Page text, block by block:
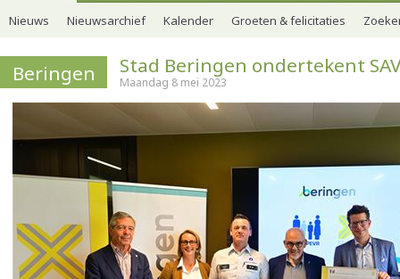
Nieuws Nieuwsarchief Kalender Groeten & felicitaties
Beringen Stad Beringen ondertekent
Maandag 8 mei 2023